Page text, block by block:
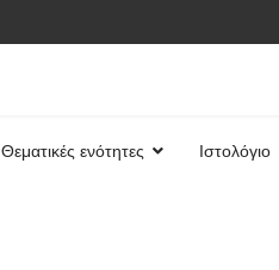
Θεματικές ενότητες Ιστολόγιο